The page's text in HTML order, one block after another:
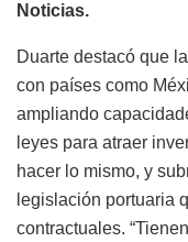
Noticias.
Duarte destacó que
con países como
ampliando
leyes para atraer
hacer lo mismo, y
legislación portuaria
contractuales.